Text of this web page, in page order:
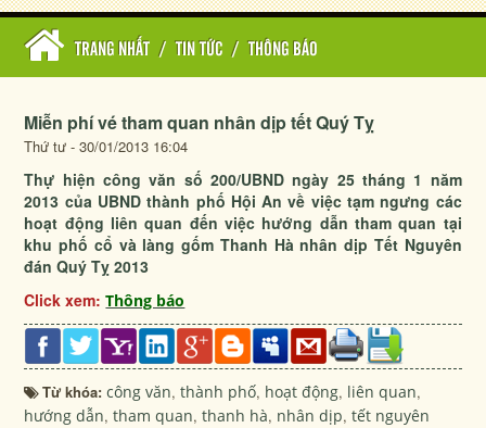
TRANG NHẤT / TIN TỨC / THÔNG BÁO
Miễn phí vé tham quan nhân dịp tết Quý Tỵ
Thứ tư - 30/01/2013 16:04
Thự hiện công văn số 200/UBND ngày 25 tháng 1 năm
2013 của UBND thành phố Hội An về việc tạm ngưng các
hoạt động liên quan đến việc hướng dẫn tham quan tại
khu phố cổ và làng gốm Thanh Hà nhân dịp Tết Nguyên
đán Quý Tỵ 2013
Click xem:Thông báo
Từ khóa:công văn,thành phố, hoạt động, liên quan,
hướng dẫn,tham quan,thanh hà, nhân dịp,tết nguyên